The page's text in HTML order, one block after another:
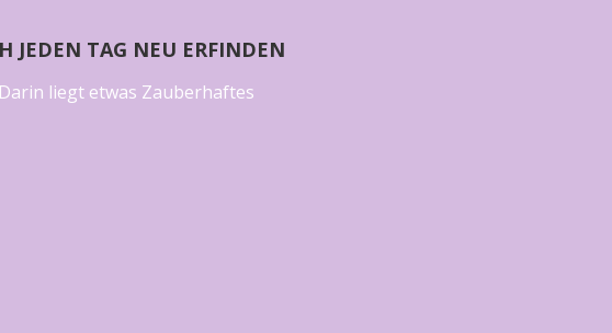
JEDEN TAG NEU ERFINDEN
liegt etwas Zauberhaftes